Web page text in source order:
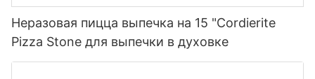
Неразовая пицца выпечка на 15 "Cordierite
Pizza Stone для выпечки в духовке